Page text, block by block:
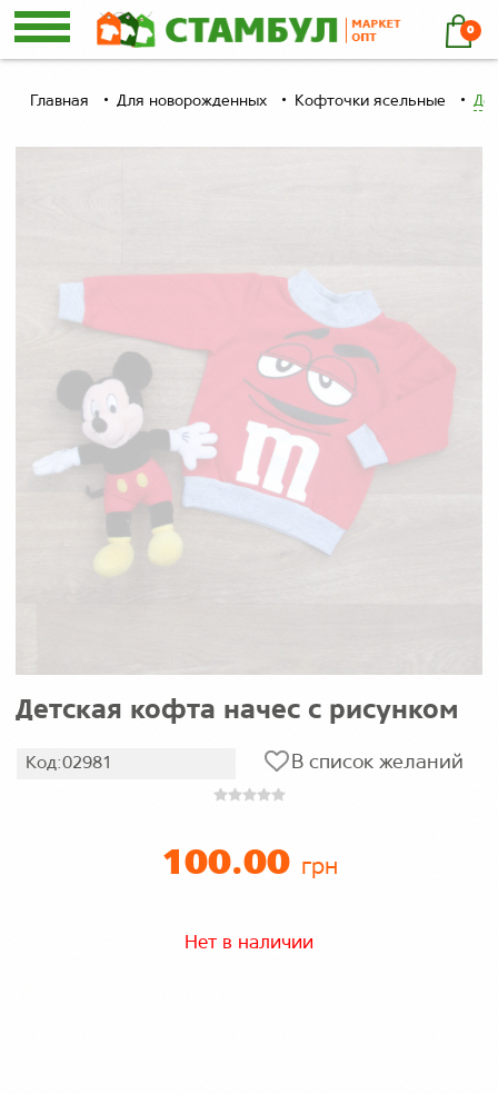
0
Главная Для новорожденных Кофточки ясельные
Детская кофта начес с рисунком
Код:02981 В список желаний
100.00 грн
Нет в наличии